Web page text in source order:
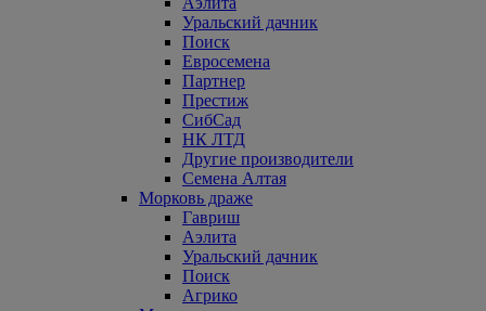
Уральский дачник
Поиск
Евросемена
Партнер
Престиж
СибСад
НК ЛТД
Другие производители
Семена Алтая
Морковь драже
Гавриш
Аэлита
Уральский дачник
Поиск
Агрико